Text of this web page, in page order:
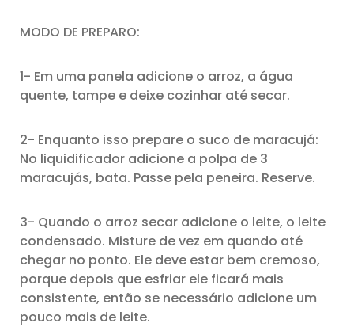
MODO DE PREPARO:
1- Em uma panela adicione o arroz, a água
quente, tampe e deixe cozinhar até secar.
2- Enquanto isso prepare o suco de maracujá:
No liquidificador adicione a polpa de 3
maracujás, bata. Passe pela peneira. Reserve.
3- Quando o arroz secar adicione o leite, o leite
condensado. Misture de vez em quando até
chegar no ponto. Ele deve estar bem cremoso,
porque depois que esfriar ele ficará mais
consistente, então se necessário adicione um
pouco mais de leite.